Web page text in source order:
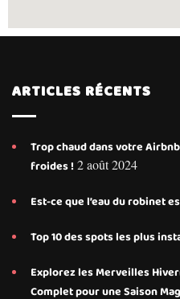
ARTICLES RÉCENTS
Trop chaud dans votre
froides ! 2 août 2024
Est-ce que l’eau du robinet
Top 10 des spots les plus
Explorez les Merveilles
Complet pour une Saison